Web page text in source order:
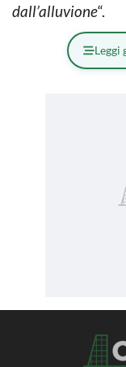
dall’alluvione“.
Leggi